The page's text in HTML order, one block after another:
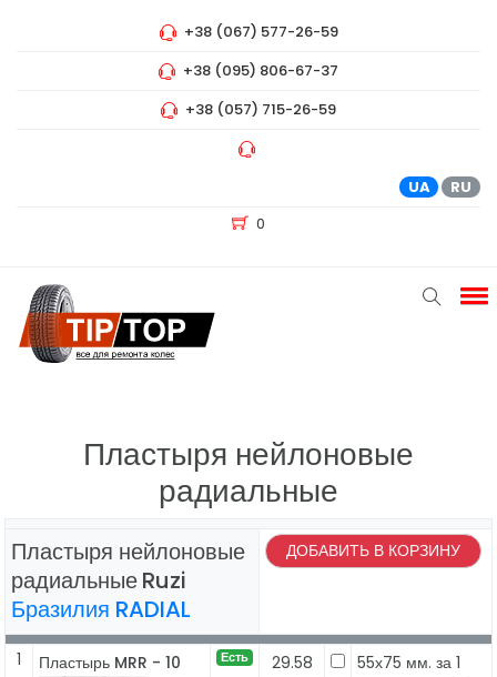
+38 (067) 577-26-59
+38 (095) 806-67-37
+38 (057) 715-26-59
UA
RU
0
Пластыря нейлоновые
радиальные
Пластыря нейлоновые
радиальныеRuzi
Бразилия RADIAL
ДОБАВИТЬ В КОРЗИНУ
1 Пластырь MRR - 10 Есть 29.58
55х75 мм. за 1